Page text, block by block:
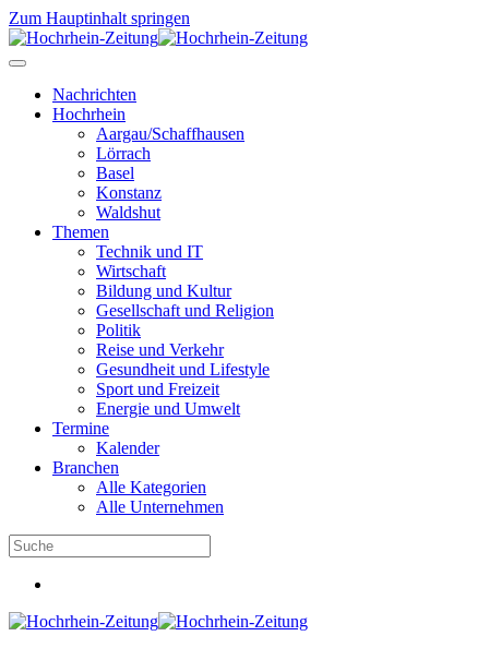
Zum Hauptinhalt springen
Nachrichten
Hochrhein
Aargau/Schaffhausen
Lörrach
Basel
Konstanz
Waldshut
Themen
Technik und IT
Wirtschaft
Bildung und Kultur
Gesellschaft und Religion
Politik
Reise und Verkehr
Gesundheit und Lifestyle
Sport und Freizeit
Energie und Umwelt
Termine
Kalender
Branchen
Alle Kategorien
Alle Unternehmen